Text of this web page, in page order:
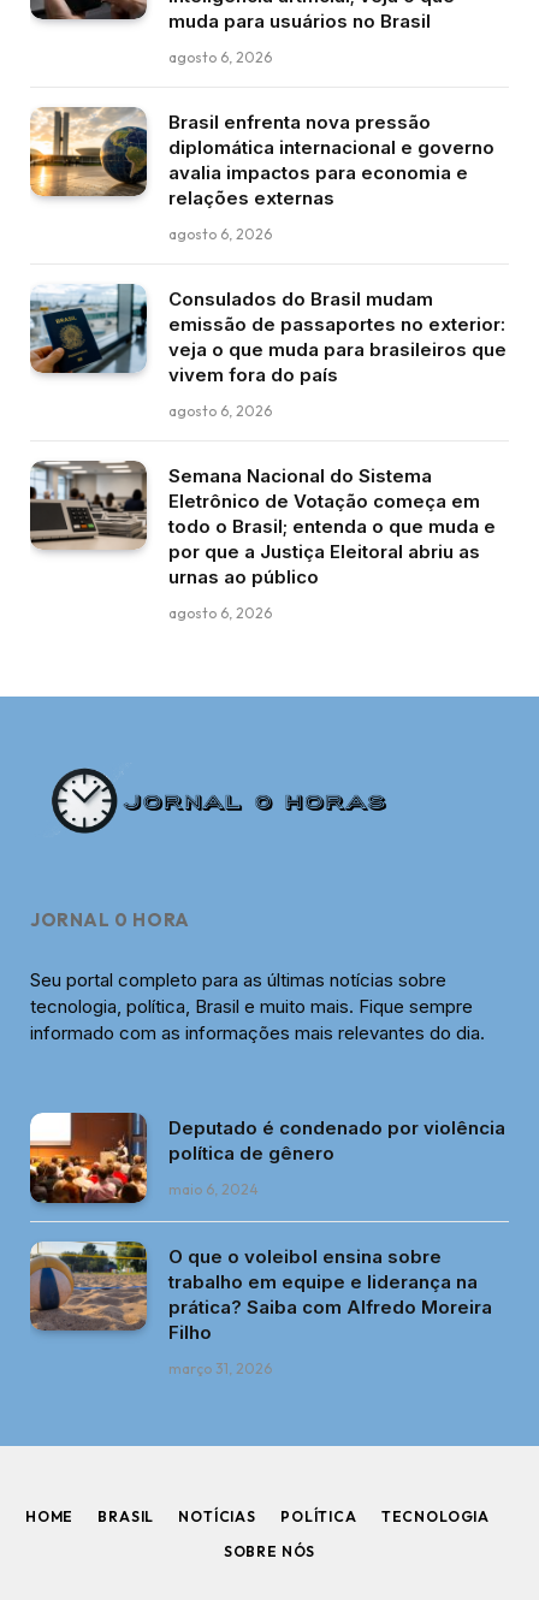
muda para usuários no Brasil
agosto 6, 2026
Brasil enfrenta nova pressão
diplomática internacional e governo
avalia impactos para economia e
relações externas
agosto 6, 2026
Consulados do Brasil mudam
emissão de passaportes no exterior:
veja o que muda para brasileiros que
vivem fora do país
agosto 6, 2026
Semana Nacional do Sistema
Eletrônico de Votação começa em
todo o Brasil; entenda o que muda e
por que a Justiça Eleitoral abriu as
urnas ao público
agosto 6, 2026
JORNAL 0 HORA
Seu portal completo para as últimas notícias sobre
tecnologia, política, Brasil e muito mais. Fique sempre
informado com as informações mais relevantes do dia.
Deputado é condenado por violência
política de gênero
maio 6, 2024
O que o voleibol ensina sobre
trabalho em equipe e liderança na
prática? Saiba com Alfredo Moreira
Filho
março 31, 2026
HOME BRASIL NOTÍCIAS POLÍTICA
TECNOLOGIA
SOBRE NÓS